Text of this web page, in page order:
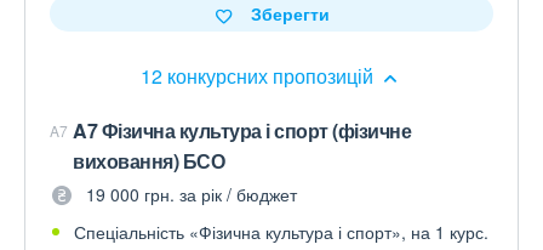
12 конкурсних пропозицій
Зберегти
A7 A7 Фізична культура і спорт (фізичне
виховання) БСО
19 000 грн. за рік / бюджет
Спеціальність «Фізична культура і спорт», на 1 курс.